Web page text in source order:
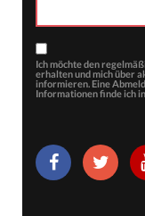
Ich möchte den
erhalten und mich über
informieren. Eine
Informationen finde ich